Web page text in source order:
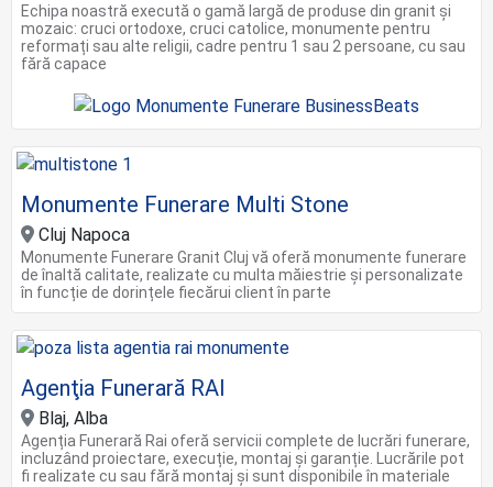
Echipa noastră execută o gamă largă de produse din granit și
mozaic: cruci ortodoxe, cruci catolice, monumente pentru
reformați sau alte religii, cadre pentru 1 sau 2 persoane, cu sau
fără capace
Monumente Funerare Multi Stone
Cluj Napoca
Monumente Funerare Granit Cluj vă oferă monumente funerare
de înaltă calitate, realizate cu multa măiestrie și personalizate
în funcție de dorințele fiecărui client în parte
Agenţia Funerară RAI
Blaj, Alba
Agenția Funerară Rai oferă servicii complete de lucrări funerare,
incluzând proiectare, execuție, montaj și garanție. Lucrările pot
fi realizate cu sau fără montaj și sunt disponibile în materiale